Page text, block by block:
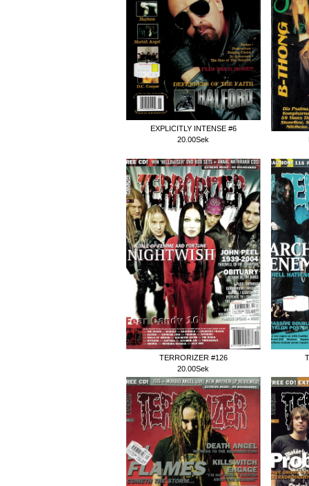
EXPLICITLY INTENSE #6
20.00Sek
TERRORIZER #126
20.00Sek